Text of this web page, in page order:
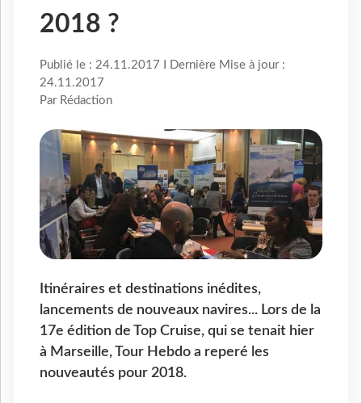
2018 ?
Publié le : 24.11.2017 I Dernière Mise à jour :
24.11.2017
Par Rédaction
Itinéraires et destinations inédites,
lancements de nouveaux navires... Lors de la
17e édition de Top Cruise, qui se tenait hier
à Marseille, Tour Hebdo a reperé les
nouveautés pour 2018.